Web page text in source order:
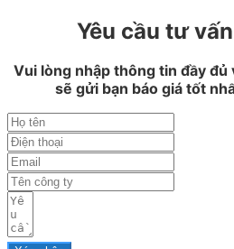
Yêu cầu tư
Vui lòng nhập thông tin đầy đủ
sẽ gửi bạn báo giá tốt